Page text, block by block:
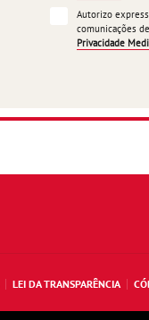
Autorizo
comunicações
Privacidade
LEI DA TRANSPARÊNCIA